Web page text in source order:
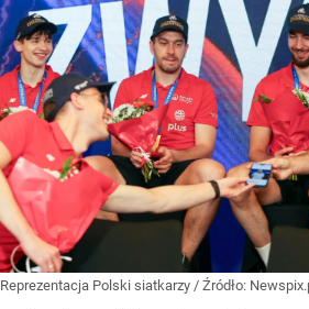
Reprezentacja Polski siatkarzy / Źródło: